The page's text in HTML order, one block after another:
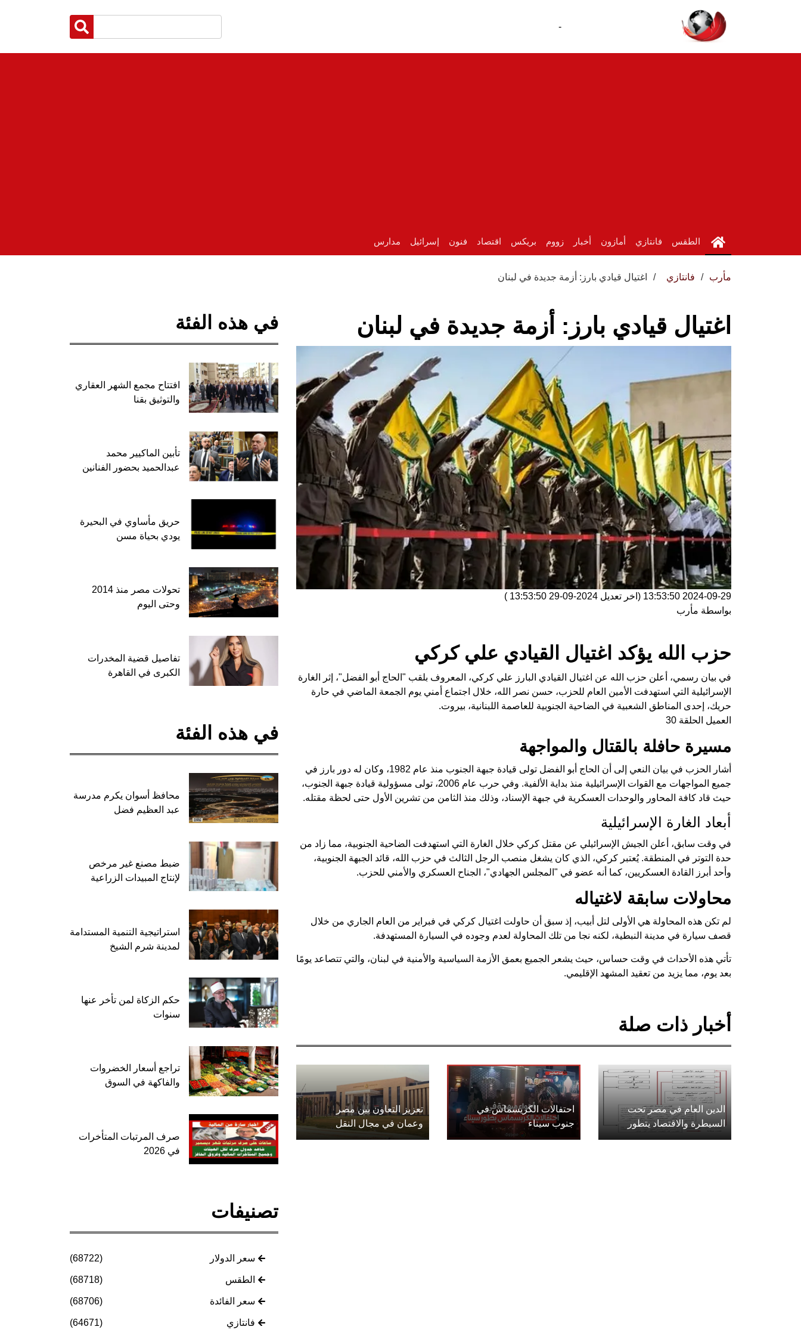
-
الطقس فانتازي أمازون أخبار زووم بريكس اقتصاد فنون إسرائيل مدارس
مأرب فانتازي اغتيال قيادي بارز: أزمة جديدة في لبنان
اغتيال قيادي بارز: أزمة جديدة في لبنان
2024-09-29 13:53:50 (اخر تعديل 2024-09-29 13:53:50
)
بواسطة مأرب
حزب الله يؤكد اغتيال القيادي علي كركي
في بيان رسمي، أعلن حزب الله عن اغتيال القيادي البارز علي كركي، المعروف بلقب "الحاج أبو الفضل"، إثر الغارة
الإسرائيلية التي استهدفت الأمين العام للحزب، حسن نصر الله، خلال اجتماع أمني يوم الجمعة الماضي في حارة
حريك، إحدى المناطق الشعبية في الضاحية الجنوبية للعاصمة اللبنانية، بيروت.
العميل الحلقة 30
مسيرة حافلة بالقتال والمواجهة
أشار الحزب في بيان النعي إلى أن الحاج أبو الفضل تولى قيادة جبهة الجنوب منذ عام 1982، وكان له دور بارز في
جميع المواجهات مع القوات الإسرائيلية منذ بداية الألفية. وفي حرب عام 2006، تولى مسؤولية قيادة جبهة الجنوب،
حيث قاد كافة المحاور والوحدات العسكرية في جبهة الإسناد، وذلك منذ الثامن من تشرين الأول حتى لحظة مقتله.
أبعاد الغارة الإسرائيلية
في وقت سابق، أعلن الجيش الإسرائيلي عن مقتل كركي خلال الغارة التي استهدفت الضاحية الجنوبية، مما زاد من
حدة التوتر في المنطقة. يُعتبر كركي، الذي كان يشغل منصب الرجل الثالث في حزب الله، قائد الجبهة الجنوبية،
وأحد أبرز القادة العسكريين، كما أنه عضو في "المجلس الجهادي"، الجناح العسكري والأمني للحزب.
محاولات سابقة لاغتياله
لم تكن هذه المحاولة هي الأولى لتل أبيب، إذ سبق أن حاولت اغتيال كركي في فبراير من العام الجاري من خلال
قصف سيارة في مدينة النبطية، لكنه نجا من تلك المحاولة لعدم وجوده في السيارة المستهدفة.
تأتي هذه الأحداث في وقت حساس، حيث يشعر الجميع بعمق الأزمة السياسية والأمنية في لبنان، والتي تتصاعد يومًا
بعد يوم، مما يزيد من تعقيد المشهد الإقليمي.
أخبار ذات صلة
الدين العام في مصر تحت
السيطرة والاقتصاد يتطور
احتفالات الكريسماس في
جنوب سيناء
تعزيز التعاون بين مصر
وعمان في مجال النقل
في هذه الفئة
افتتاح مجمع الشهر العقاري
والتوثيق بقنا
تأبين الماكيير محمد
عبدالحميد بحضور الفنانين
حريق مأساوي في البحيرة
يودي بحياة مسن
تحولات مصر منذ 2014
وحتى اليوم
تفاصيل قضية المخدرات
الكبرى في القاهرة
في هذه الفئة
محافظ أسوان يكرم مدرسة
عبد العظيم فضل
ضبط مصنع غير مرخص
لإنتاج المبيدات الزراعية
استراتيجية التنمية المستدامة
لمدينة شرم الشيخ
حكم الزكاة لمن تأخر عنها
سنوات
تراجع أسعار الخضروات
والفاكهة في السوق
صرف المرتبات المتأخرات
في 2026
تصنيفات
سعر الدولار (68722)
الطقس (68718)
سعر الفائدة (68706)
فانتازي (64671)